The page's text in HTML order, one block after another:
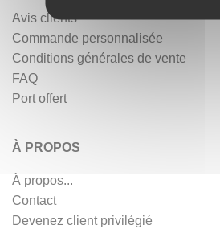
Avis clients
Commande personnalisée
Conditions générales de vente
FAQ
Port offert
À PROPOS
À propos...
Contact
Devenez client privilégié